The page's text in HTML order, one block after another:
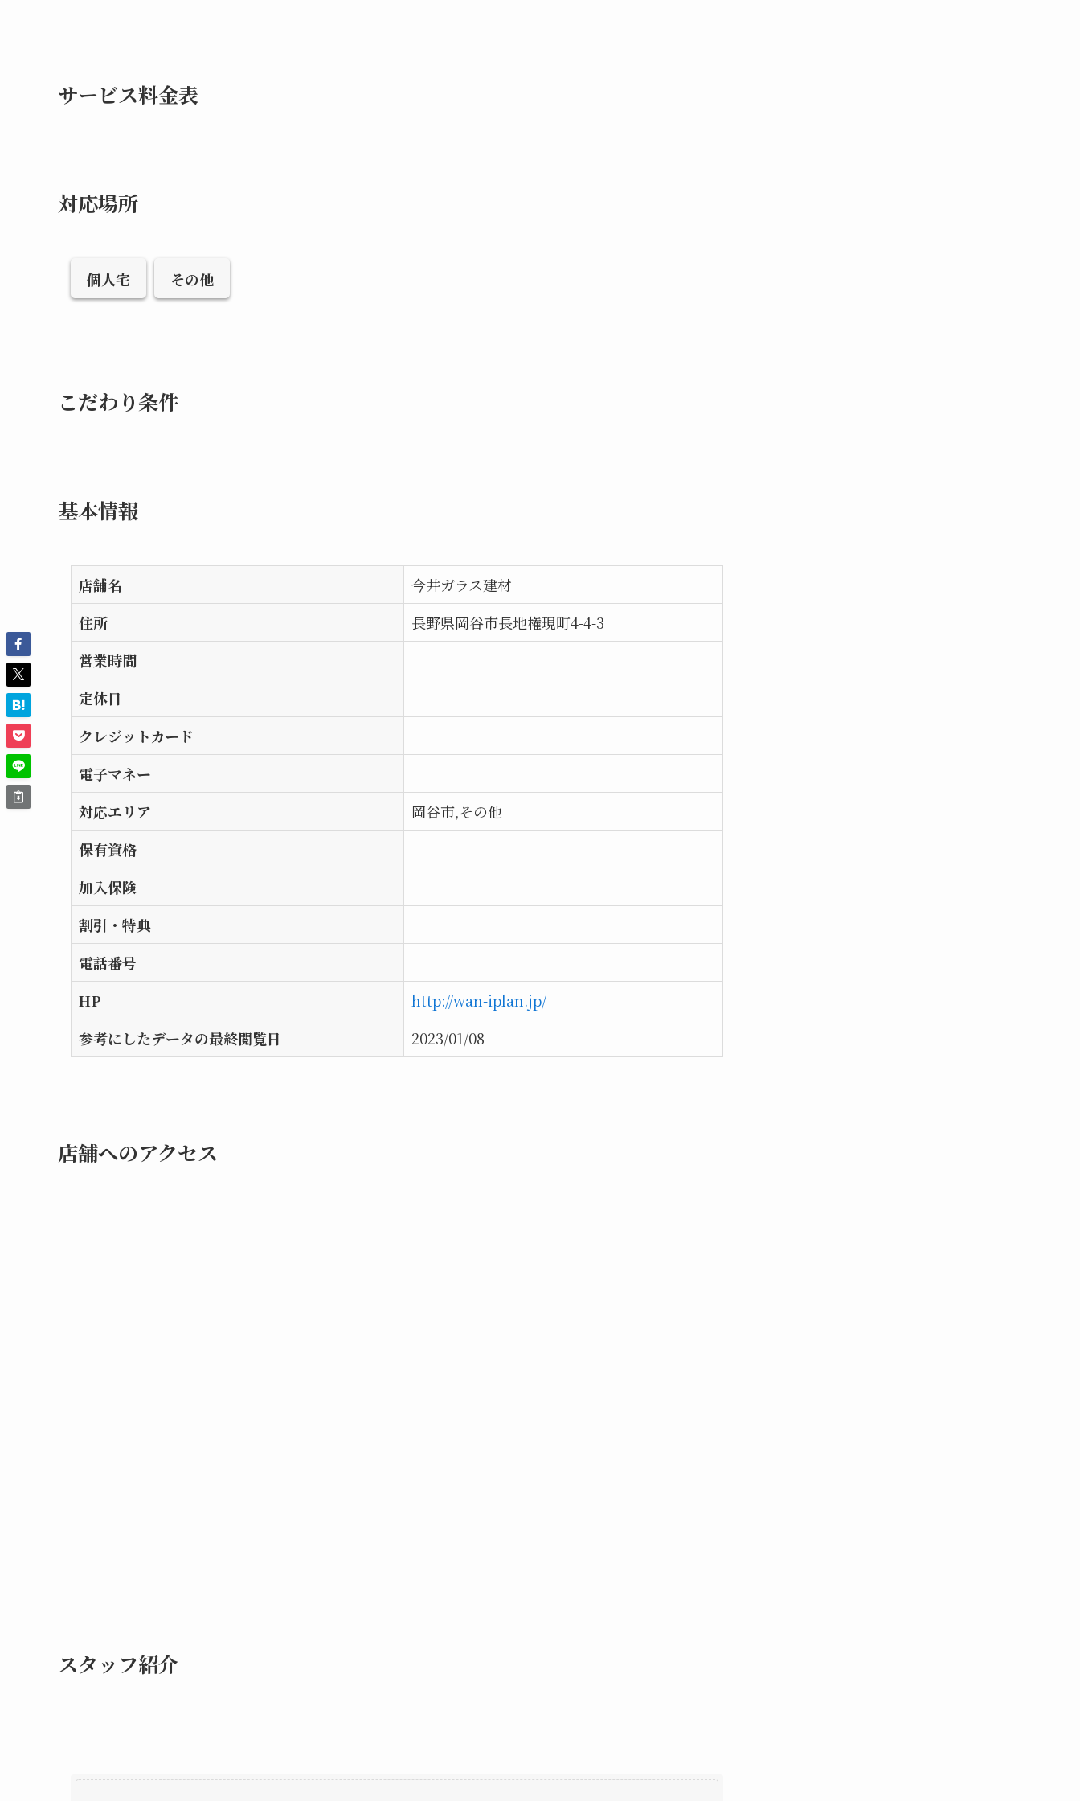
サービス料金表
対応場所
個人宅 その他
こだわり条件
基本情報
店舗名
今井ガラス建材
住所
長野県岡谷市長地権現町4-4-3
営業時間
定休日
クレジットカード
電子マネー
対応エリア
岡谷市,その他
保有資格
加入保険
割引・特典
電話番号
HP
http://wan-iplan.jp/
参考にしたデータの最終閲覧日
2023/01/08
店舗へのアクセス
スタッフ紹介